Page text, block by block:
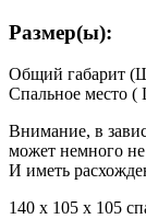
Размер(ы):
Общий габарит
Спальное место
Внимание, в
может немного не
И иметь
140 x 105 x 105